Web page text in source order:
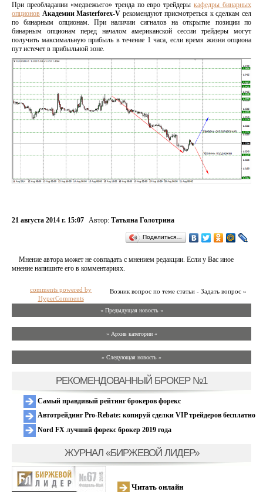
При преобладании «медвежьего» тренда по евро трейдерыкафедры бинарных
опционов АкадемииMasterforex-V рекомендуют присмотреться к сделкам сел
по бинарным опционам. При наличии сигналов на открытие позиции по
бинарным опционам перед началом американской сессии трейдеры могут
получить максимальную прибыль в течение 1 часа, если время жизни опциона
пут истечет в прибыльной зоне.
21 августа 2014 г. 15:07 Автор: Татьяна Голотрина
Поделиться…
Мнение автора может не совпадать с мнением редакции. Если у Вас иное
мнение напишите его в комментариях.
Возник вопрос по теме статьи - Задать вопрос »
comments powered by
HyperComments
« Предыдущая новость «
» Архив категории «
» Следующая новость »
РЕКОМЕНДОВАННЫЙ БРОКЕР №1
Самый правдивый рейтинг брокеров форекс
Автотрейдинг Pro-Rebate: копируй сделки VIP трейдеров бесплатно
Nord FX лучший форекс брокер 2019 года
ЖУРНАЛ «БИРЖЕВОЙ ЛИДЕР»
Читать онлайн